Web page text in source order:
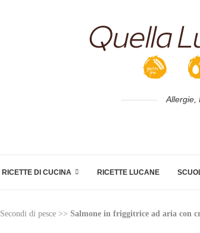
Allergie,
RICETTE DI CUCINA RICETTE LUCANE
Secondi di pesce >> Salmone in friggitrice ad aria con